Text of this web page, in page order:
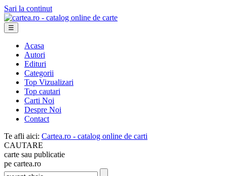
Sari la continut
☰
Acasa
Autori
Edituri
Categorii
Top Vizualizari
Top cautari
Carti Noi
Despre Noi
Contact
Te afli aici: Cartea.ro - catalog online de carti
CAUTARE
carte sau publicatie
pe cartea.ro